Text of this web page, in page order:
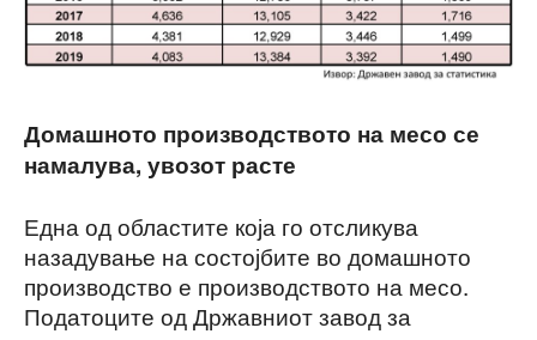
Домашното производството на месо се
намалува, увозот расте
Една од областите која го отсликува
назадување на состојбите во домашното
производство е производството на месо.
Податоците од Државниот завод за